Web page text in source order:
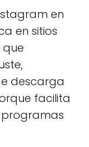
en
en sitios
que
descarga
facilita
programas